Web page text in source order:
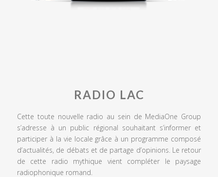
RADIO LAC
Cette toute nouvelle radio au sein de MediaOne Group
s’adresse à un public régional souhaitant s’informer et
participer à la vie locale grâce à un programme composé
d’actualités, de débats et de partage d’opinions. Le retour
de cette radio mythique vient compléter le paysage
radiophonique romand.